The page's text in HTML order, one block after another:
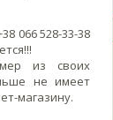
066 528-33-38
из своих
не имеет
магазину.